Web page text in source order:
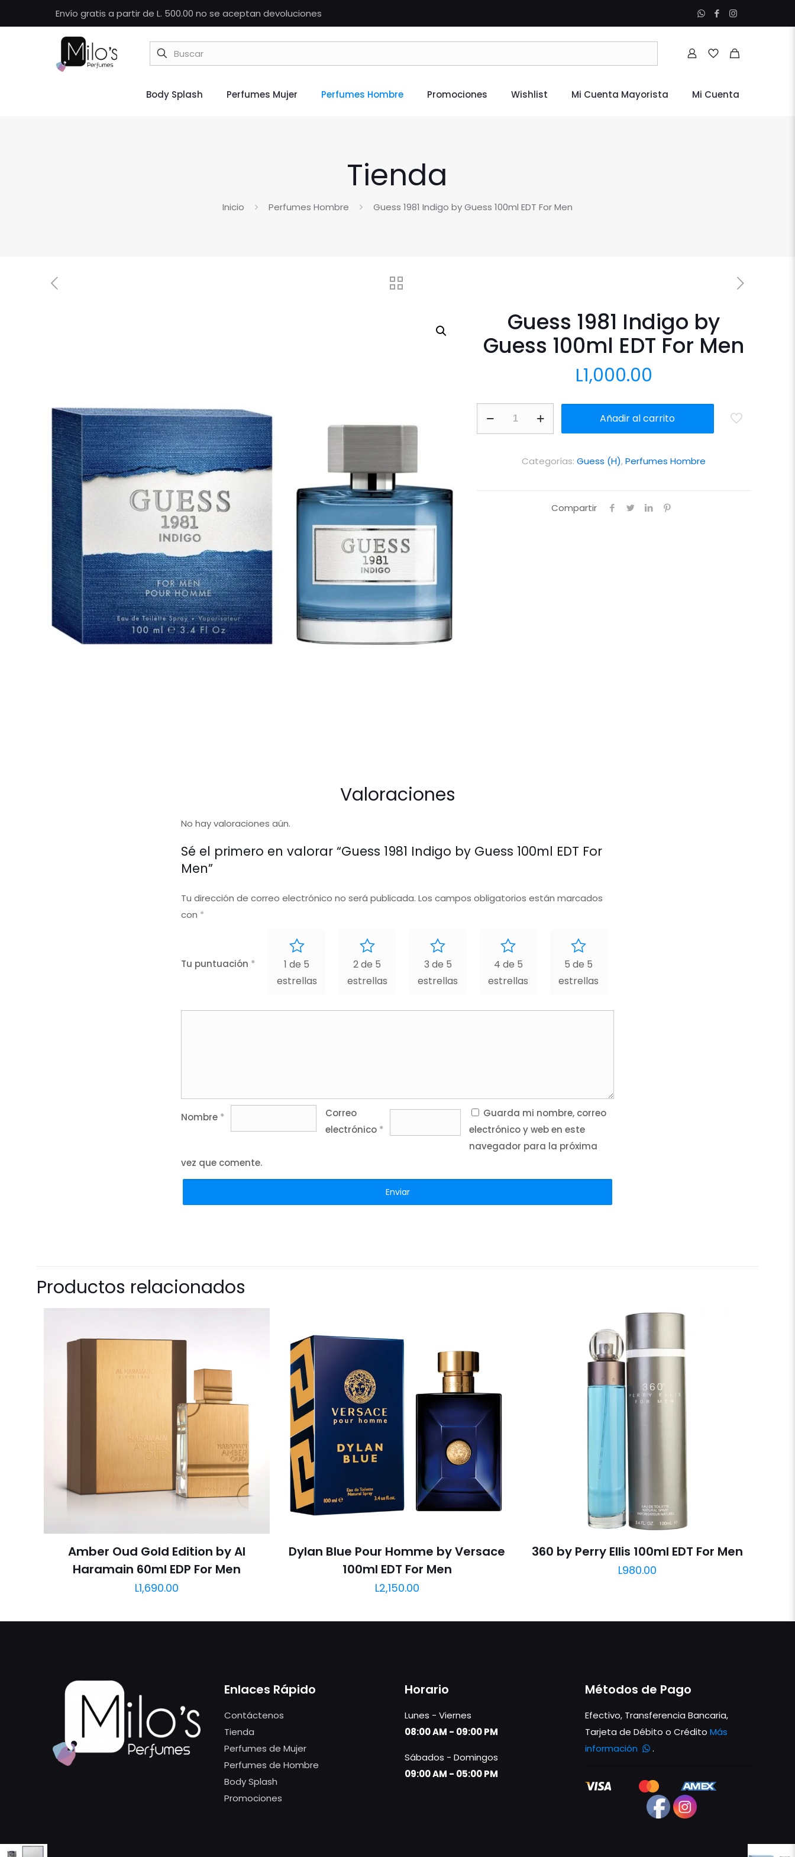
Envío gratis a partir de L. 500.00 no se aceptan devoluciones
Body Splash Perfumes Mujer Perfumes Hombre Promociones Wishlist Mi Cuenta Mayorista Mi Cuenta
Tienda
Inicio Perfumes Hombre Guess 1981 Indigo by Guess 100ml EDT For Men
Guess 1981 Indigo by
Guess 100ml EDT For Men
L1,000.00
Añadir al carrito
Categorías:Guess (H),Perfumes Hombre
Compartir
Valoraciones
No hay valoraciones aún.
Sé el primero en valorar “Guess 1981 Indigo by Guess 100ml EDT For
Men”
Tu dirección de correo electrónico no será publicada. Los campos obligatorios están marcados
con *
Tu puntuación *
1 de 5
estrellas
2 de 5
estrellas
3 de 5
estrellas
4 de 5
estrellas
5 de 5
estrellas
Nombre *
Correo
electrónico *
Guarda mi nombre, correo
electrónico y web en este
navegador para la próxima
vez que comente.
Productos relacionados
Amber Oud Gold Edition by Al
Haramain 60ml EDP For Men
L1,690.00
Dylan Blue Pour Homme by Versace
100ml EDT For Men
L2,150.00
360 by Perry Ellis 100ml EDT For Men
L980.00
Enlaces Rápido
Contáctenos
Tienda
Perfumes de Mujer
Perfumes de Hombre
Body Splash
Promociones
Horario
Lunes - Viernes
08:00 AM - 09:00 PM
Sábados - Domingos
09:00 AM - 05:00 PM
Métodos de Pago
Efectivo, Transferencia Bancaria,
Tarjeta de Débito o CréditoMás
información
.